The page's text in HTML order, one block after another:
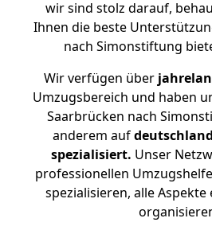
wir sind stolz darauf,
Ihnen die beste
nach Simonstiftung
Wir verfügen über
Umzugsbereich und haben
Saarbrücken nach
anderem auf
spezialisiert. Unser
professionellen
spezialisieren, alle Aspekte